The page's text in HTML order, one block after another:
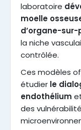
laboratoire
moelle
d’organe-sur-
la niche
contrôlée.
Ces modèles
étudier le
endothélium
des